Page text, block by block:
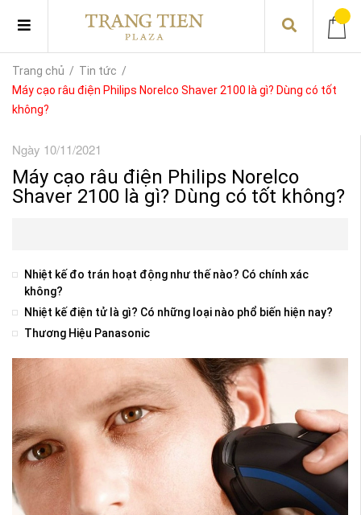
Trang chủ / Tin tức /
Máy cạo râu điện Philips Norelco Shaver 2100 là gì? Dùng có tốt
không?
Ngày 10/11/2021
Máy cạo râu điện Philips Norelco
Shaver 2100 là gì? Dùng có tốt không?
Nhiệt kế đo trán hoạt động như thế nào? Có chính xác
không?
Nhiệt kế điện tử là gì? Có những loại nào phổ biến hiện nay?
Thương Hiệu Panasonic